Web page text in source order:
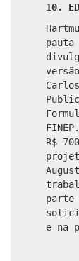
10.
R$
parte
e na